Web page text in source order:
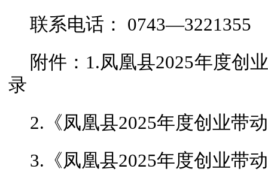
联系电话： 0743—3221355
附件：1.凤凰县2025年度创
录
2.《凤凰县2025年度创业带
3.《凤凰县2025年度创业带